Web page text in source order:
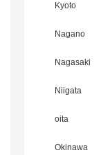
Kyoto
Nagano
Nagasaki
Niigata
oita
Okinawa